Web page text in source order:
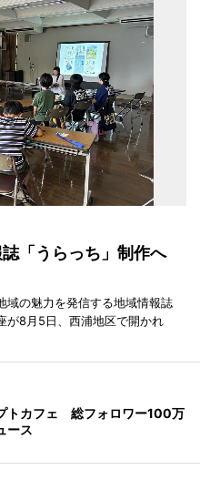
「うらっち」制作へ
域の魅力を発信する地域情報誌
が8月5日、西浦地区で開かれ
トカフェ 総フォロワー100万
ース